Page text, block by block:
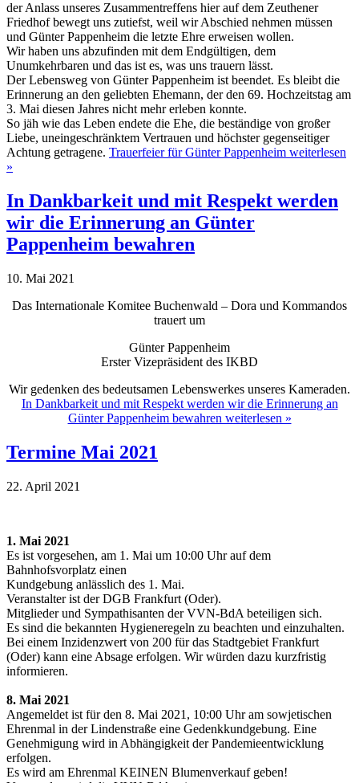
der Anlass unseres Zusammentreffens hier auf dem Zeuthener
Friedhof bewegt uns zutiefst, weil wir Abschied nehmen müssen
und Günter Pappenheim die letzte Ehre erweisen wollen.
Wir haben uns abzufinden mit dem Endgültigen, dem
Unumkehrbaren und das ist es, was uns trauern lässt.
Der Lebensweg von Günter Pappenheim ist beendet. Es bleibt die
Erinnerung an den geliebten Ehemann, der den 69. Hochzeitstag am
3. Mai diesen Jahres nicht mehr erleben konnte.
So jäh wie das Leben endete die Ehe, die beständige von großer
Liebe, uneingeschränktem Vertrauen und höchster gegenseitiger
Achtung getragene. Trauerfeier für Günter Pappenheim weiterlesen
»
In Dankbarkeit und mit Respekt werden
wir die Erinnerung an Günter
Pappenheim bewahren
10. Mai 2021
Das Internationale Komitee Buchenwald – Dora und Kommandos
trauert um
Günter Pappenheim
Erster Vizepräsident des IKBD
Wir gedenken des bedeutsamen Lebenswerkes unseres Kameraden.
In Dankbarkeit und mit Respekt werden wir die Erinnerung an
Günter Pappenheim bewahren weiterlesen »
Termine Mai 2021
22. April 2021
1. Mai 2021
Es ist vorgesehen, am 1. Mai um 10:00 Uhr auf dem
Bahnhofsvorplatz einen
Kundgebung anlässlich des 1. Mai.
Veranstalter ist der DGB Frankfurt (Oder).
Mitglieder und Sympathisanten der VVN-BdA beteiligen sich.
Es sind die bekannten Hygieneregeln zu beachten und einzuhalten.
Bei einem Inzidenzwert von 200 für das Stadtgebiet Frankfurt
(Oder) kann eine Absage erfolgen. Wir würden dazu kurzfristig
informieren.
8. Mai 2021
Angemeldet ist für den 8. Mai 2021, 10:00 Uhr am sowjetischen
Ehrenmal in der Lindenstraße eine Gedenkkundgebung. Eine
Genehmigung wird in Abhängigkeit der Pandemieentwicklung
erfolgen.
Es wird am Ehrenmal KEINEN Blumenverkauf geben!